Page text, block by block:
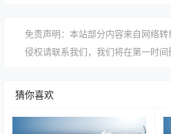
免责声明：本站部分内容来自网络
侵权请联系我们，我们将在第一时间
猜你喜欢